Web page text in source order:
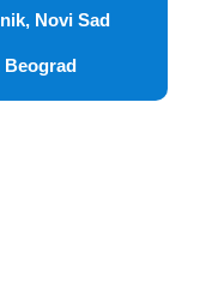
Novi Sad
Beograd